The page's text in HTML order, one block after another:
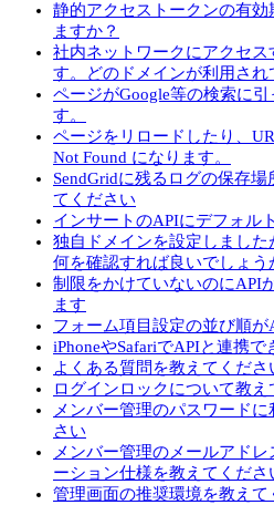
静的アクセストークンの有
ますか？
社内ネットワークにアクセ
す。どのドメインが利用され
ページがGoogle等の検索に
す。
ページをリロードしたり、
Not Found になります。
SendGridに残るログの保存
てください
インサートのAPIにデフォル
独自ドメインを設定しました
何を確認すれば良いでしょう
制限をかけていないのにAPI
ます
フォーム項目設定の並び順
iPhoneやSafariでAPIと連携で
よくある質問を教えてくださ
ログインロックについて教え
メンバー管理のパスワード
さい
メンバー管理のメールアド
ーション仕様を教えてくださ
管理画面の推奨環境を教えて